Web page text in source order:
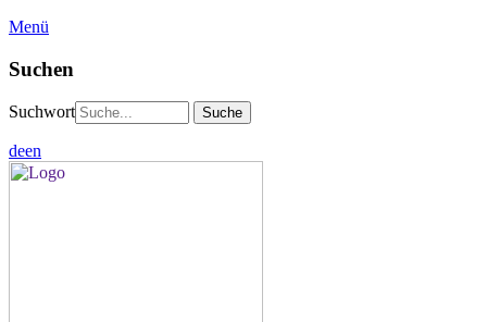
Menü
Suchen
Suchwort
deen